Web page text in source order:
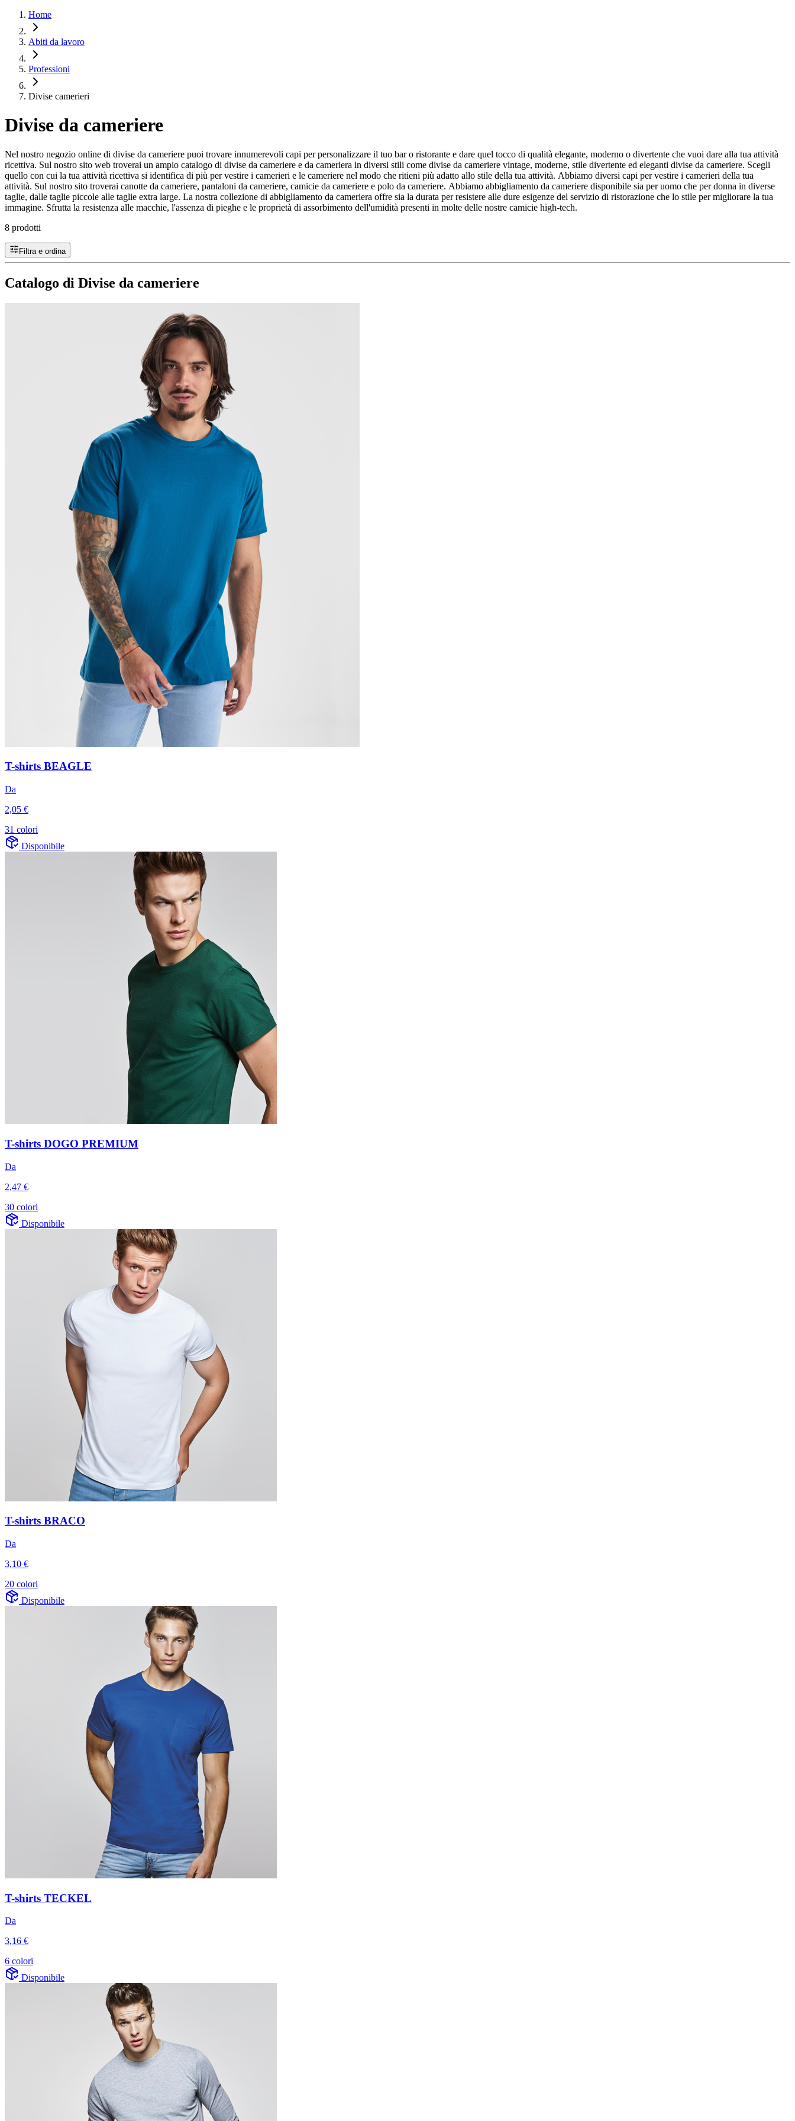
Home
Abiti da lavoro
Professioni
Divise camerieri
Divise da cameriere
Nel nostro negozio online di divise da cameriere puoi trovare innumerevoli capi per personalizzare il tuo bar o ristorante e dare quel tocco di qualità elegante, moderno o divertente che vuoi dare alla tua attività
ricettiva. Sul nostro sito web troverai un ampio catalogo di divise da cameriere e da cameriera in diversi stili come divise da cameriere vintage, moderne, stile divertente ed eleganti divise da cameriere. Scegli
quello con cui la tua attività ricettiva si identifica di più per vestire i camerieri e le cameriere nel modo che ritieni più adatto allo stile della tua attività. Abbiamo diversi capi per vestire i camerieri della tua
attività. Sul nostro sito troverai canotte da cameriere, pantaloni da cameriere, camicie da cameriere e polo da cameriere. Abbiamo abbigliamento da cameriere disponibile sia per uomo che per donna in diverse
taglie, dalle taglie piccole alle taglie extra large. La nostra collezione di abbigliamento da cameriera offre sia la durata per resistere alle dure esigenze del servizio di ristorazione che lo stile per migliorare la tua
immagine. Sfrutta la resistenza alle macchie, l'assenza di pieghe e le proprietà di assorbimento dell'umidità presenti in molte delle nostre camicie high-tech.
8 prodotti
Filtra e ordina
Catalogo di Divise da cameriere
T-shirts BEAGLE
Da
2,05 €
31 colori
Disponibile
T-shirts DOGO PREMIUM
Da
2,47 €
30 colori
Disponibile
T-shirts BRACO
Da
3,10 €
20 colori
Disponibile
T-shirts TECKEL
Da
3,16 €
6 colori
Disponibile